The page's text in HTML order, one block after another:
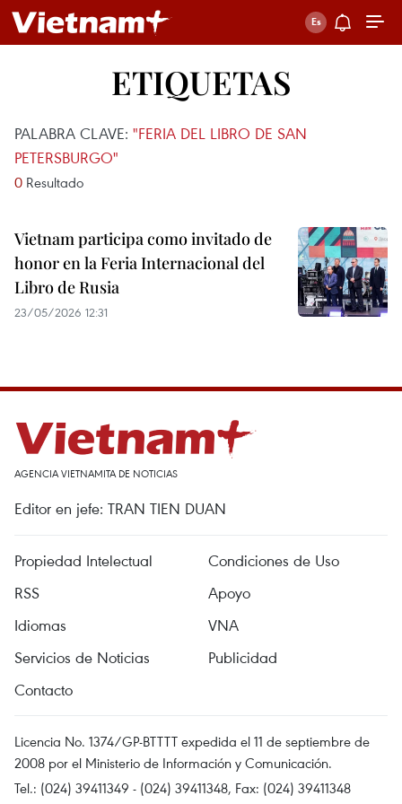
ETIQUETAS
PALABRA CLAVE: "FERIA DEL LIBRO DE SAN
PETERSBURGO"
0 Resultado
Vietnam participa como invitado de
honor en la Feria Internacional del
Libro de Rusia
23/05/2026 12:31
AGENCIA VIETNAMITA DE NOTICIAS
Editor en jefe: TRAN TIEN DUAN
Propiedad Intelectual
Condiciones de Uso
RSS
Apoyo
Idiomas
VNA
Servicios de Noticias
Publicidad
Contacto
Licencia No. 1374/GP-BTTTT expedida el 11 de septiembre de
2008 por el Ministerio de Información y Comunicación.
Tel.: (024) 39411349 - (024) 39411348, Fax: (024) 39411348